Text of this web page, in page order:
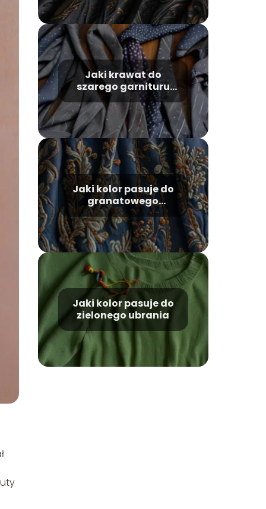
Jaki krawat do
szarego garnituru
wybrać?
Jaki kolor pasuje do
granatowego
ubrania
Jaki kolor pasuje do
zielonego ubrania